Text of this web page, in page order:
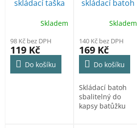
skládací taška
Skladem
98 Kč bez DPH
119 Kč
Do košíku
skládací batoh
Skladem
140 Kč bez DPH
169 Kč
Do košíku
Skládací batoh
sbalitelný do
kapsy batůžku